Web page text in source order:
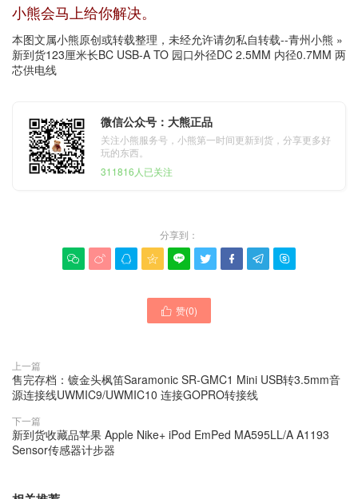
小熊会马上给你解决。
本图文属小熊原创或转载整理，未经允许请勿私自转载--青州小熊 »
新到货123厘米长BC USB-A TO 园口外径DC 2.5MM 内径0.7MM 两
芯供电线
微信公众号：大熊正品
关注小熊服务号，小熊第一时间更新到货，分享更多好
玩的东西。
311816人已关注
分享到：
        
 赞(0)
上一篇
售完存档：镀金头枫笛Saramonic SR-GMC1 Mini USB转3.5mm音
源连接线UWMIC9/UWMIC10 连接GOPRO转接线
下一篇
新到货收藏品苹果 Apple Nike+ iPod EmPed MA595LL/A A1193
Sensor传感器计步器